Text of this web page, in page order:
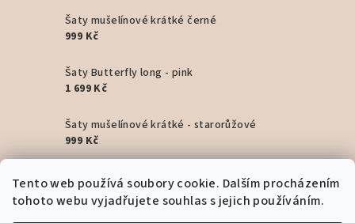
Tento web používá soubory cookie. Dalším procházením
tohoto webu vyjadřujete souhlas s jejich používáním.
Šaty mušelínové krátké černé
999 Kč
Šaty Butterfly long - pink
1 699 Kč
Šaty mušelínové krátké - starorůžové
999 Kč
Šaty mušelínové krátké - béžové
999 Kč